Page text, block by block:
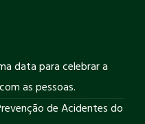
data para celebrar a
as pessoas.
de Acidentes do